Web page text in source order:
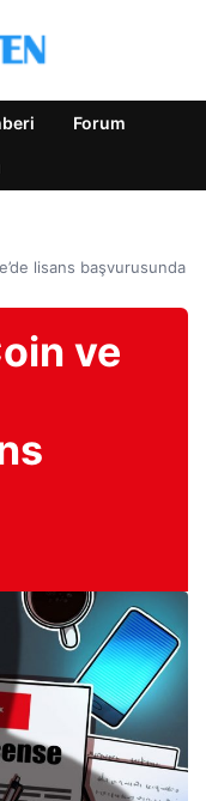
Forum
lisans başvurusunda
ve